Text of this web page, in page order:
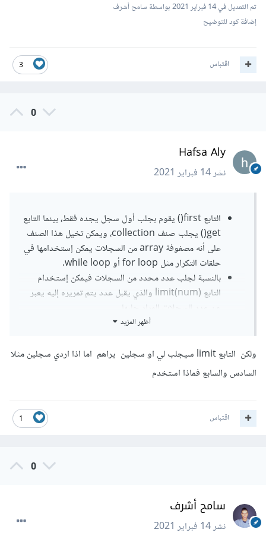
تم التعديل في14 فبراير 2021
بواسطة سامح أشرف
إضافة كود للتوضيح
3 اقتباس
0
Hafsa Aly
نشر14 فبراير 2021
التابع first() يقوم بجلب أول سجل يجده فقط، بينما التابع
get() يجلب صنف collection، ويمكن تخيل هذا الصنف
على أنه مصفوفة array من السجلات يمكن إستخدامها في
حلقات التكرار مثل for loop أو while loop.
بالنسبة لجلب عدد محدد من السجلات فيمكن إستخدام
التابع limit(num) والذي يقبل عدد يتم تمريره إليه يعبر
عن عدد السجلات المراد جلبها.
$user = User::limit( 2)-> get ();
ليجلب كل السجلات في ترتيب عشوائي.
أظهر المزيد
ولكن التابع limit سيجلب لي او سجلين يراهم اما اذا اردي سجلين مثلا
السادس والسابع فماذا استخدم
1 اقتباس
0
سامح أشرف
نشر14 فبراير 2021